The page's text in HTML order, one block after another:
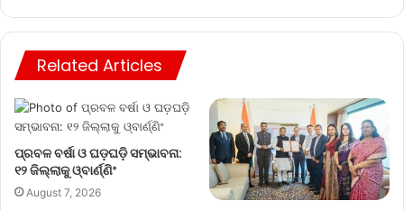
Related Articles
ପ୍ରବଳ ବର୍ଷା ଓ ଘଡ଼ଘଡ଼ି ସମ୍ଭାବନା:
୧୨ ଜିଲ୍ଲାକୁ ଓ୍ବାର୍ଣ୍ଣିଂ
August 7, 2026